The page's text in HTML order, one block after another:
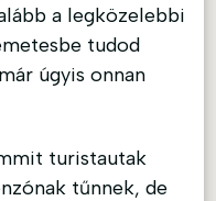
a legközelebbi
tudod
úgyis onnan
turistautak
tűnnek, de